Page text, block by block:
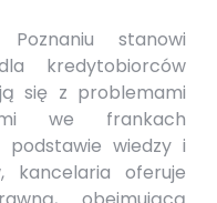
stanowi
kredytobiorców
się z problemami
we frankach
podstawie wiedzy i
kancelaria oferuje